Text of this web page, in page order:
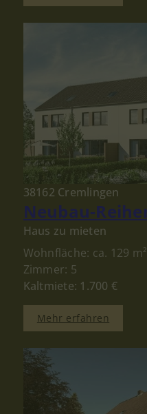
38162 Cremlingen
Haus zu mieten
Wohnfläche: ca. 129 m²
Zimmer: 5
Kaltmiete: 1.700 €
Mehr erfahren